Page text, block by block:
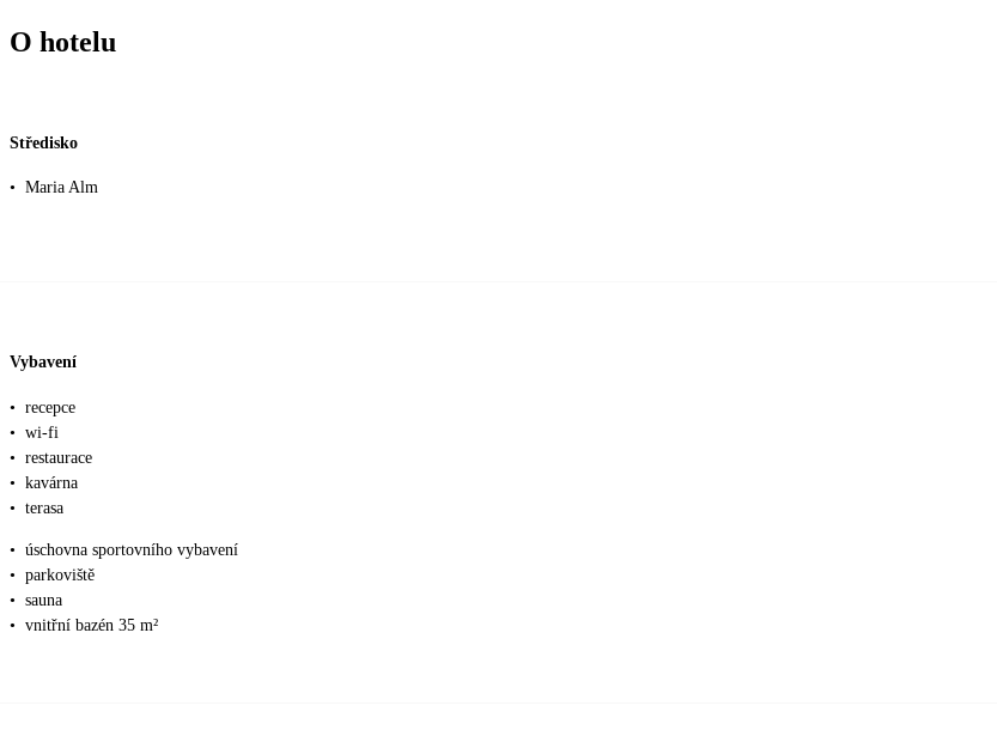
O hotelu
Středisko
• Maria Alm
Vybavení
• recepce
• wi-fi
• restaurace
• kavárna
• terasa
• úschovna sportovního vybavení
• parkoviště
• sauna
• vnitřní bazén 35 m²